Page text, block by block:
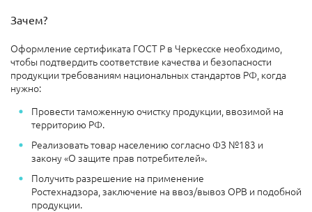
Зачем?
Оформление сертификата ГОСТ Р в Черкесске необходимо,
чтобы подтвердить соответствие качества и безопасности
продукции требованиям национальных стандартов РФ, когда
нужно:
Провести таможенную очистку продукции, ввозимой на
территорию РФ.
Реализовать товар населению согласно ФЗ №183 и
закону «О защите прав потребителей».
Получить разрешение на применение
Ростехнадзора, заключение на ввоз/вывоз ОРВ и подобной
продукции.